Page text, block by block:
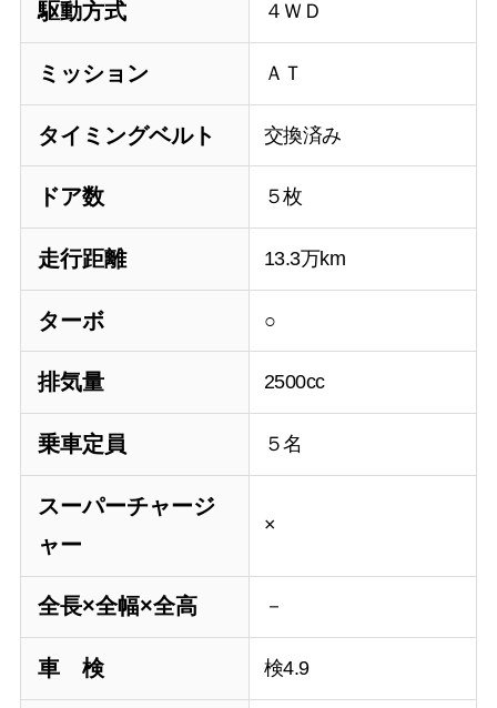
駆動方式 ４ＷＤ
ミッション ＡＴ
タイミングベルト 交換済み
ドア数 ５枚
走行距離 13.3万km
ターボ ○
排気量 2500cc
乗車定員 ５名
スーパーチャージ
ャー
×
全長×全幅×全高 －
車 検 検4.9